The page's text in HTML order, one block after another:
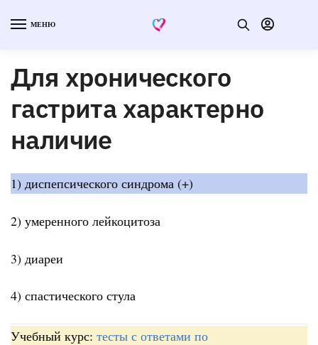
МЕНЮ
Для хронического
гастрита характерно
наличие
1) диспепсического синдрома (+)
2) умеренного лейкоцитоза
3) диареи
4) спастического стула
Учебный курс: тесты с ответами по